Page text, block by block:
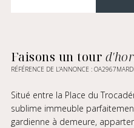
Faisons un tour
RÉFÉRENCE DE L’ANNONCE :
Situé entre la Place du
sublime immeuble
gardienne à demeure,